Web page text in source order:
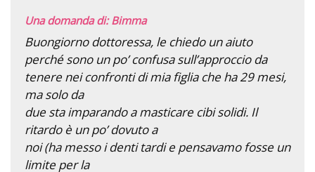
Una domanda di: Bimma
Buongiorno dottoressa, le chiedo un aiuto
perché sono un po’ confusa sull’approccio da
tenere nei confronti di mia figlia che ha 29 mesi,
ma solo da
due sta imparando a masticare cibi solidi. Il
ritardo è un po’ dovuto a
noi (ha messo i denti tardi e pensavamo fosse un
limite per la